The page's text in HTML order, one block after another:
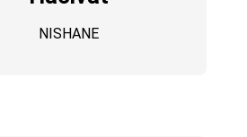
NISHANE